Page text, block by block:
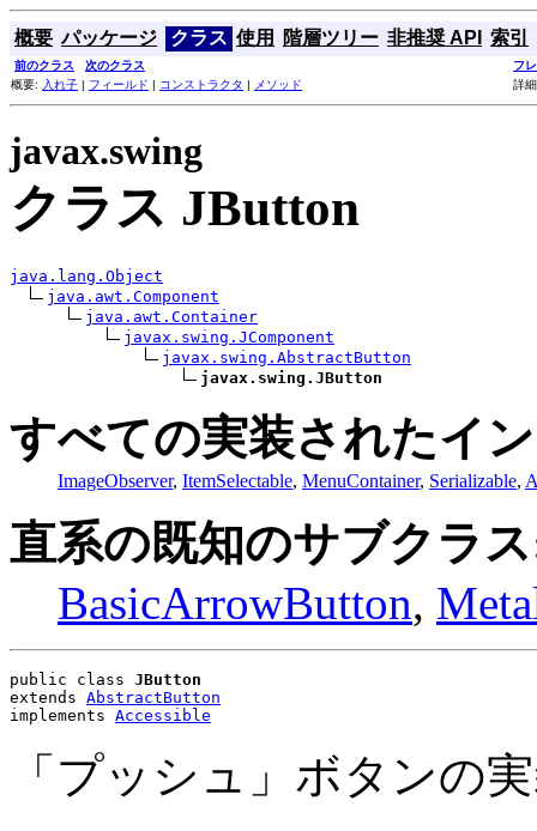
概要 パッケージ クラス 使用 階層ツリー 非推奨 API 索引
前のクラス 次のクラス
フ
概要: 入れ子 | フィールド | コンストラクタ | メソッド 詳
javax.swing
クラス JButton
java.lang.Object
java.awt.Component
java.awt.Container
javax.swing.JComponent
javax.swing.AbstractButton
javax.swing.JButton
すべての実装されたイ
ImageObserver, ItemSelectable, MenuContainer, Serializable,
直系の既知のサブクラ
BasicArrowButton,
public class JButton
extends AbstractButton
implements Accessible
「プッシュ」ボタンの